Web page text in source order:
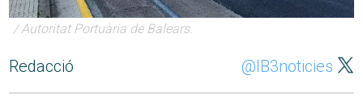
/ Autoritat Portuària de Balears.
Redacció @IB3noticies